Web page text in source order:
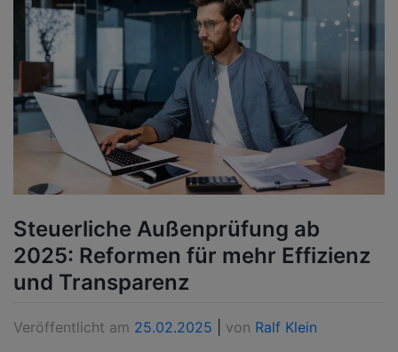
Steuerliche Außenprüfung ab
2025: Reformen für mehr Effizienz
und Transparenz
Veröffentlicht am 25.02.2025 von Ralf Klein